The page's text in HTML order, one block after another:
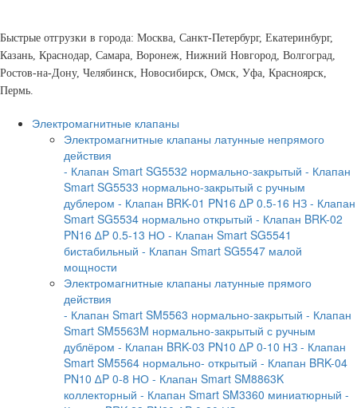
Быстрые отгрузки в города: Москва, Санкт-Петербург, Екатеринбург,
Казань, Краснодар, Самара, Воронеж, Нижний Новгород, Волгоград,
Ростов-на-Дону, Челябинск, Новосибирск, Омск, Уфа, Красноярск,
Пермь.
Электромагнитные клапаны
Электромагнитные клапаны латунные непрямого
действия
- Клапан Smart SG5532 нормально-закрытый - Клапан
Smart SG5533 нормально-закрытый с ручным
дублером - Клапан BRK-01 PN16 ∆P 0.5-16 НЗ - Клапан
Smart SG5534 нормально открытый - Клапан BRK-02
PN16 ∆P 0.5-13 НО - Клапан Smart SG5541
бистабильный - Клапан Smart SG5547 малой
мощности
Электромагнитные клапаны латунные прямого
действия
- Клапан Smart SM5563 нормально-закрытый - Клапан
Smart SM5563M нормально-закрытый с ручным
дублёром - Клапан BRK-03 PN10 ∆P 0-10 НЗ - Клапан
Smart SM5564 нормально- открытый - Клапан BRK-04
PN10 ∆P 0-8 НО - Клапан Smart SM8863K
коллекторный - Клапан Smart SM3360 миниатюрный -